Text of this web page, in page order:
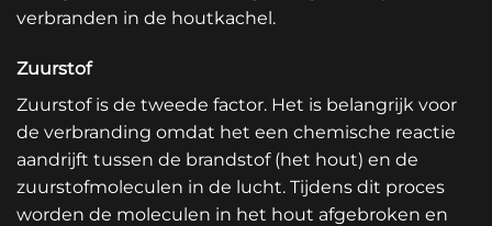
verbranden in de houtkachel .
Zuurstof
Zuurstof is de tweede factor. Het is belangrijk voor
de verbranding omdat het een chemische reactie
aandrijft tussen de brandstof (het hout) en de
zuurstofmoleculen in de lucht. Tijdens dit proces
worden de moleculen in het hout afgebroken en